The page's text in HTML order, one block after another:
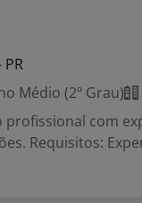
PR
Médio (2º Grau)
com
Requisitos: